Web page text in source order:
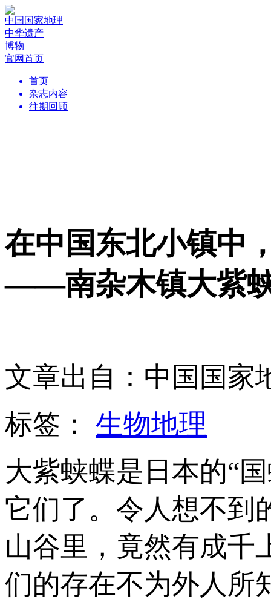
中国国家地理
中华遗产
博物
官网首页
首页
杂志内容
往期回顾
在中国东北小镇中
——南杂木镇大紫
文章出自：中国国家
标签： 生物地理
大紫蛱蝶是日本的“
它们了。令人想不到
山谷里，竟然有成千
们的存在不为外人所